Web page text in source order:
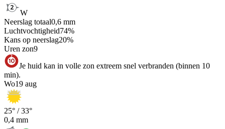
W
Neerslag totaal0,6 mm
Luchtvochtigheid74%
Kans op neerslag20%
Uren zon9
Je huid kan in volle zon extreem snel verbranden (binnen 10
min).
Wo19 aug
25° /33°
0,4 mm